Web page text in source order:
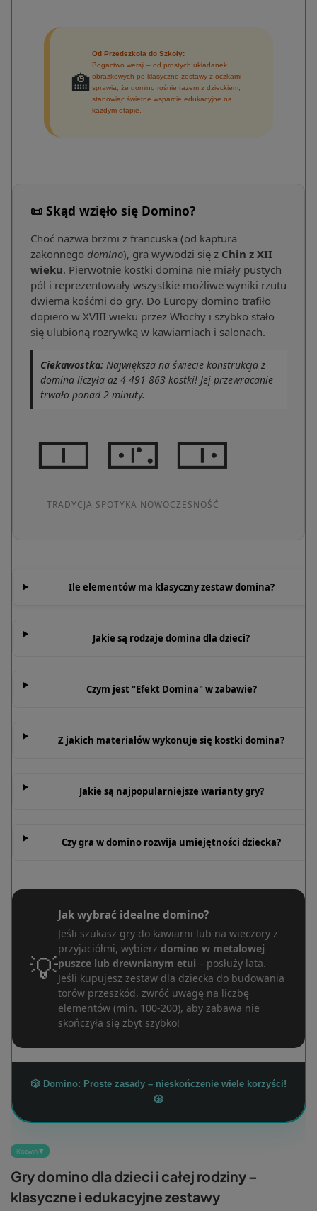
🏫
Od Przedszkola do Szkoły:
Bogactwo wersji – od prostych układanek
obrazkowych po klasyczne zestawy z oczkami –
sprawia, że domino rośnie razem z dzieckiem,
stanowiąc świetne wsparcie edukacyjne na
każdym etapie.
📜 Skąd wzięło się Domino?
Choć nazwa brzmi z francuska (od kaptura
zakonnego domino), gra wywodzi się z Chin z XII
wieku. Pierwotnie kostki domina nie miały pustych
pól i reprezentowały wszystkie możliwe wyniki rzutu
dwiema kośćmi do gry. Do Europy domino trafiło
dopiero w XVIII wieku przez Włochy i szybko stało
się ulubioną rozrywką w kawiarniach i salonach.
Ciekawostka: Największa na świecie konstrukcja z
domina liczyła aż 4 491 863 kostki! Jej przewracanie
trwało ponad 2 minuty.
🀱 🀺 🀲
TRADYCJA SPOTYKA NOWOCZESNOŚĆ
Ile elementów ma klasyczny zestaw domina?
Jakie są rodzaje domina dla dzieci?
Czym jest "Efekt Domina" w zabawie?
Z jakich materiałów wykonuje się kostki domina?
Jakie są najpopularniejsze warianty gry?
Czy gra w domino rozwija umiejętności dziecka?
💡
Jak wybrać idealne domino?
Jeśli szukasz gry do kawiarni lub na wieczory z
przyjaciółmi, wybierz domino w metalowej
puszce lub drewnianym etui – posłuży lata.
Jeśli kupujesz zestaw dla dziecka do budowania
torów przeszkód, zwróć uwagę na liczbę
elementów (min. 100-200), aby zabawa nie
skończyła się zbyt szybko!
🎲 Domino: Proste zasady – nieskończenie wiele korzyści!
🎲
Rozwiń ▼
Gry domino dla dzieci i całej rodziny –
klasyczne i edukacyjne zestawy